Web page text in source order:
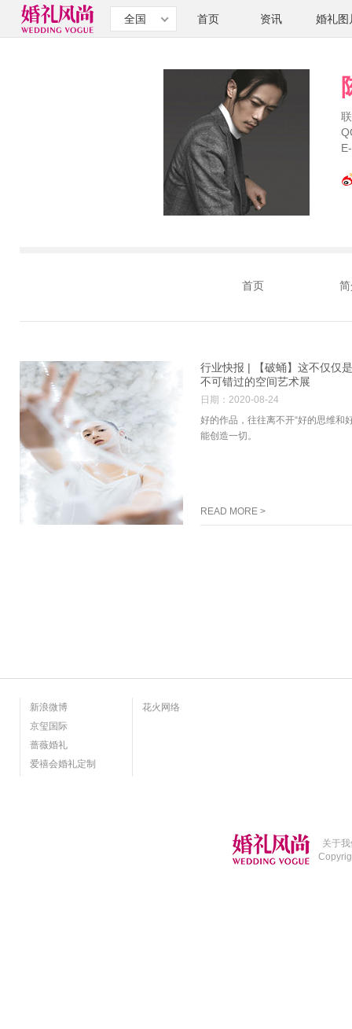
首页 资讯 婚礼图
全国
首页
行业快报 | 【破蛹】这不仅仅
不可错过的空间艺术展
日期：2020-08-24
好的作品，往往离不开“好的思维和
能创造一切。
READ MORE >
新浪微博
京玺国际
蔷薇婚礼
爱禧会婚礼定制
花火网络
关于